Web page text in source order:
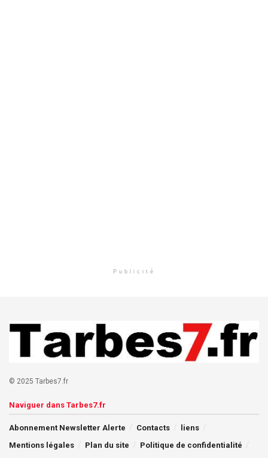
Publicité
© 2025 Tarbes7.fr
Naviguer dans Tarbes7.fr
Abonnement Newsletter Alerte Contacts
liens
Mentions légales
Plan du site Politique de confidentialité